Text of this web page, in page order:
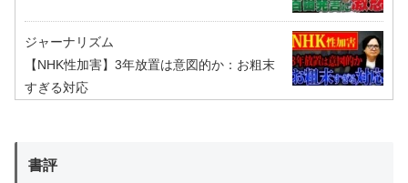
ジャーナリズム
【NHK性加害】3年放置は意図的か：お粗末
すぎる対応
書評